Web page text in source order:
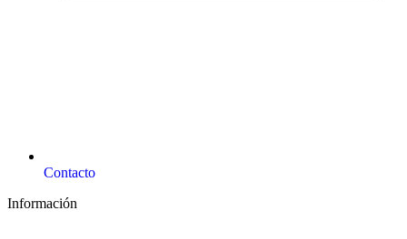
Contacto
Información